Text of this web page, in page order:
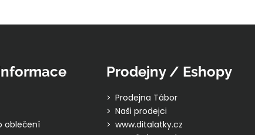
oblečení
Prodejny / Eshopy
Prodejna Tábor
Naši prodejci
www.ditalatky.cz